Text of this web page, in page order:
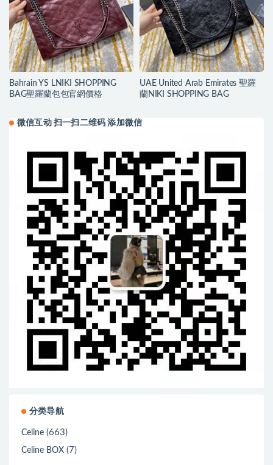
Bahrain YS LNIKI SHOPPING
BAG聖羅蘭包包官網價格
UAE United Arab Emirates 聖羅
蘭NIKI SHOPPING BAG
微信互动 扫一扫二维码 添加微信
分类导航
Celine (663)
Celine BOX (7)